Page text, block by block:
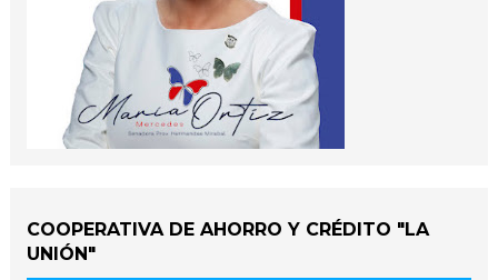
COOPERATIVA DE AHORRO Y CRÉDITO "LA
UNIÓN"